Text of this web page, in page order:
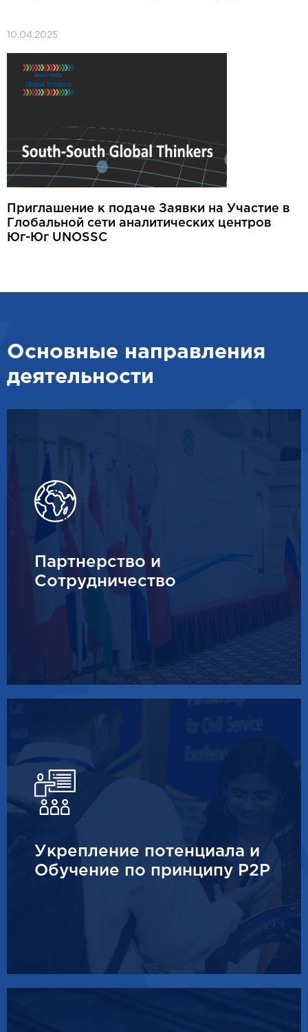
10.04.2025
Приглашение к подаче Заявки на Участие в
Глобальной сети аналитических центров
Юг-Юг UNOSSC
Основные направления
деятельности
Партнерство и
Сотрудничество
Укрепление потенциала и
Обучение по принципу P2P